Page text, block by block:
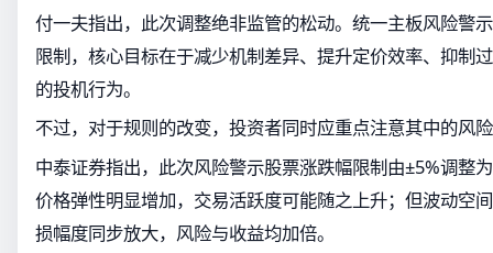
付一夫指出，此次调整绝非监管的松动。统一主板风险警
限制，核心目标在于减少机制差异、提升定价效率、抑制
的投机行为。
不过，对于规则的改变，投资者同时应重点注意其中的风
中泰证券指出，此次风险警示股票涨跌幅限制由±5%调整
价格弹性明显增加，交易活跃度可能随之上升；但波动空
损幅度同步放大，风险与收益均加倍。